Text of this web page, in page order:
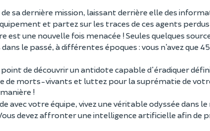
de sa dernière mission, laissant derrière elle des
et partez sur les traces de ces agents
est une nouvelle fois menacée ! Seules quelques
le passé, à différentes époques : vous n’avez que
point de découvrir un antidote capable d'éradiquer
de morts-vivants et luttez pour la suprématie de
!
avec votre équipe, vivez une véritable odyssée dans le
devez affronter une intelligence artificielle afin de